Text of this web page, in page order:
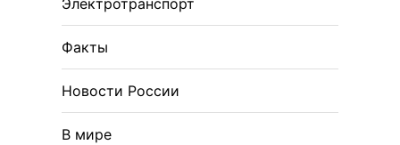
Электротранспорт
Факты
Новости России
В мире